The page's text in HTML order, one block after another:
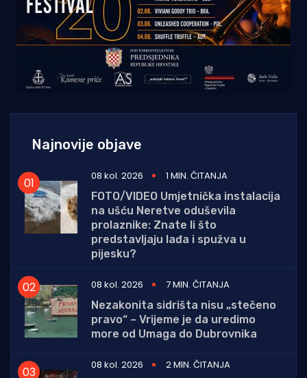
Najnovije objave
08 kol. 2026
1 MIN. ČITANJA
FOTO/VIDEO Umjetnička instalacija
na ušću Neretve oduševila
prolaznike: Znate li što
predstavljaju lađa i spužva u
pijesku?
08 kol. 2026
7 MIN. ČITANJA
Nezakonita sidrišta nisu „stečeno
pravo“ – Vrijeme je da uredimo
more od Umaga do Dubrovnika
08 kol. 2026
2 MIN. ČITANJA